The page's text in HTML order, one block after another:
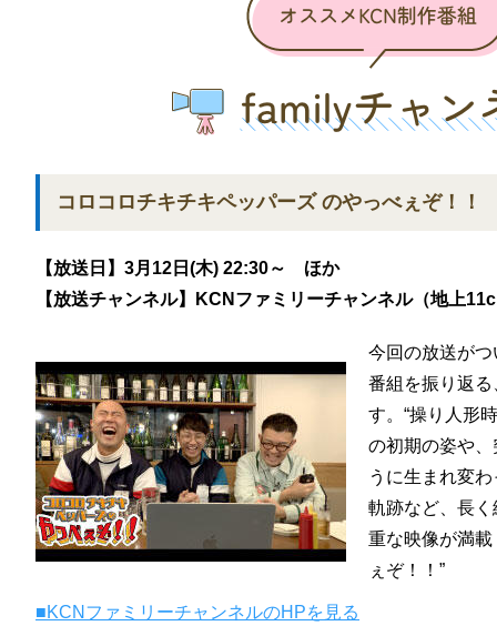
コロコロチキチキペッパーズ のやっべぇぞ！！
【放送日】3月12日(木) 22:30～ ほか
【放送チャンネル】KCNファミリーチャンネル（地上
今回の放送が
番組を振り返
す。“操り人形
の初期の姿や
うに生まれ変
軌跡など、長
重な映像が満載
ぇぞ！！”
■KCNファミリーチャンネルのHPを見る